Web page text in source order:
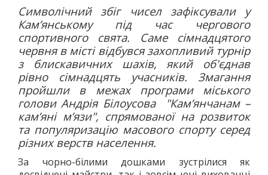
ГИРЬОВИЙ СПОРТ
ЄДИНОБОРСТВА
ТХЕКВОНДО
БОКС
КІКБОКСИНГ
ДЗЮДО
ВІЛЬНА БОРОТЬБА
КАРАТЕ
АЙКІДО
ФРІФАЙТ
Символічний збіг чисел зафіксували у
Кам’янському під час чергового
спортивного свята. Саме сімнадцятого
червня в місті відбувся захопливий турнір
з блискавичних шахів, який об'єднав
рівно сімнадцять учасників. Змагання
пройшли в межах програми міського
голови Андрія Білоусова "Кам’янчанам –
кам’яні м’язи", спрямованої на розвиток
та популяризацію масового спорту серед
різних верств населення.
За чорно-білими дошками зустрілися як